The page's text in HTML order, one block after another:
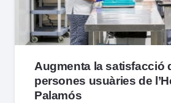
Augmenta la satisfacció
persones usuàries de
Palamós